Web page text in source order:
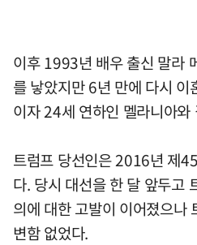
이후 1993년 배우 출신 말라
를 낳았지만 6년 만에 다시
이자 24세 연하인 멜라니아
트럼프 당선인은 2016년 제
다. 당시 대선을 한 달 앞두고
의에 대한 고발이 이어졌으나
변함 없었다.